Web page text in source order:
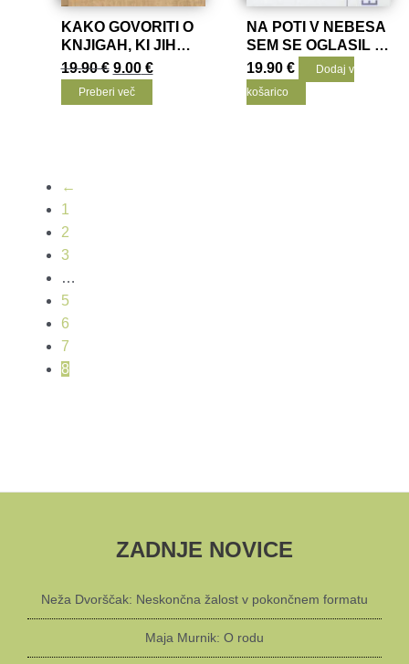
KAKO GOVORITI O
KNJIGAH, KI JIH
NISMO PREBRALI
19.90€ Izvirna
cena
je
9.00€Trenutna
cena
Preberi več
NA POTI V NEBESA
SEM SE OGLASIL V
PEKLU
19.90€
Dodaj v
košarico
←
1
2
3
…
5
6
7
8
ZADNJE NOVICE
Neža Dvorščak: Neskončna žalost v pokončnem formatu
Maja Murnik: O rodu